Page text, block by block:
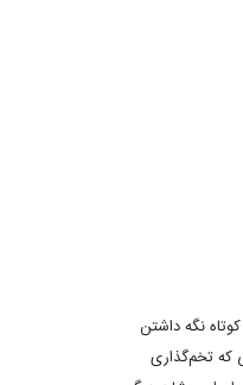
کوتاه نگه داشتن
که تخم‌گذاری